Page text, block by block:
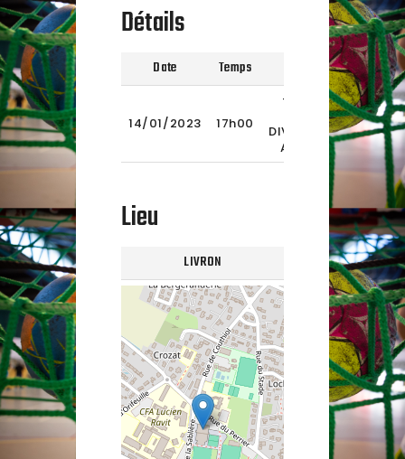
ContactDétails
Date Temps Saison
14/01/2023 17h00
-15/1
DIVISION
AURA
2022-
2023
Lieu
LIVRON